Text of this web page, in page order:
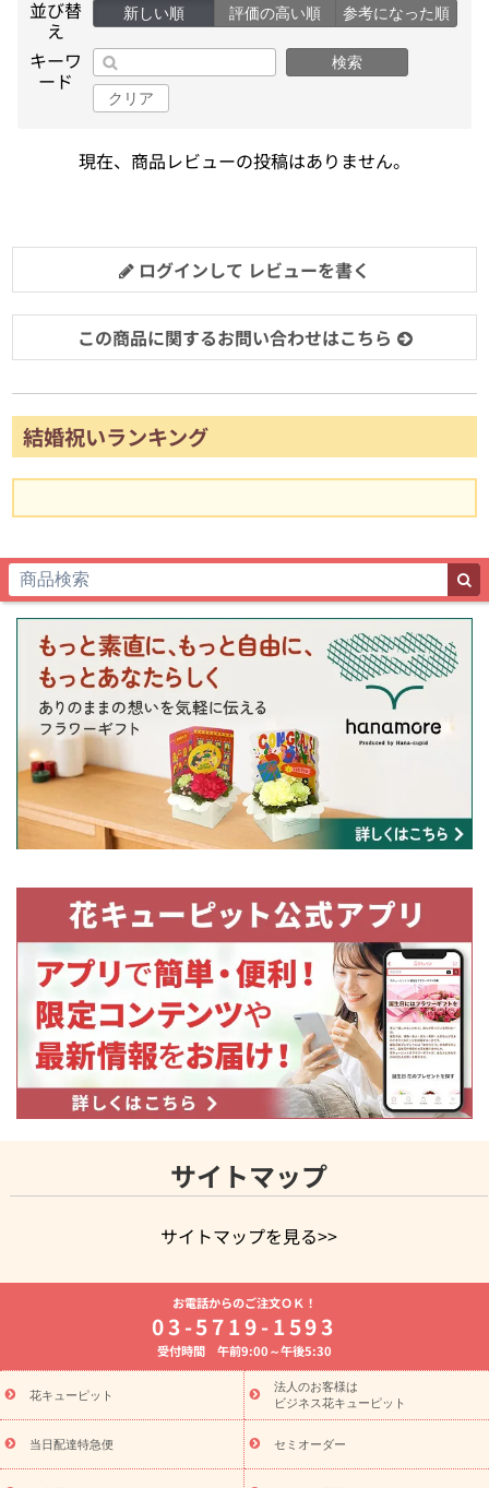
並び替
え
新しい順 評価の高い順 参考になった順
キーワ
ード
検索
クリア
現在、商品レビューの投稿はありません。
ログインして レビューを書く
この商品に関するお問い合わせはこちら
結婚祝いランキング
サイトマップ
サイトマップを見る>>
よく贈られる花
お祝いの花特集
誕生日フラワーギフト特集
8月の誕生花(トルコキキョウ)
開店・開業祝い
お供え・お悔やみ お供え・お悔やみの花
通夜・葬儀に贈る花 胡蝶蘭・花鉢
ーブドフラワー
季節のイベント
ひまわり ギフト・プレゼント
特集
お盆 花（新盆・初盆） 季節のイベント
お盆 花（新
盆・初盆）
お盆 花（新盆・初盆）
お盆・お供え 花とセットギ
フト
お盆・お供え プリザーブドフラワー
ひまわり ギフト・プ
レゼント特集
夏の花贈り・お中元・暑中見舞い 花のギフト特集
お電話からのご注文ＯＫ！
03-5719-1593
受付時間 午前9:00～午後5:30
花キューピット
法人のお客様は
ビジネス花キューピット
当日配達特急便 セミオーダー